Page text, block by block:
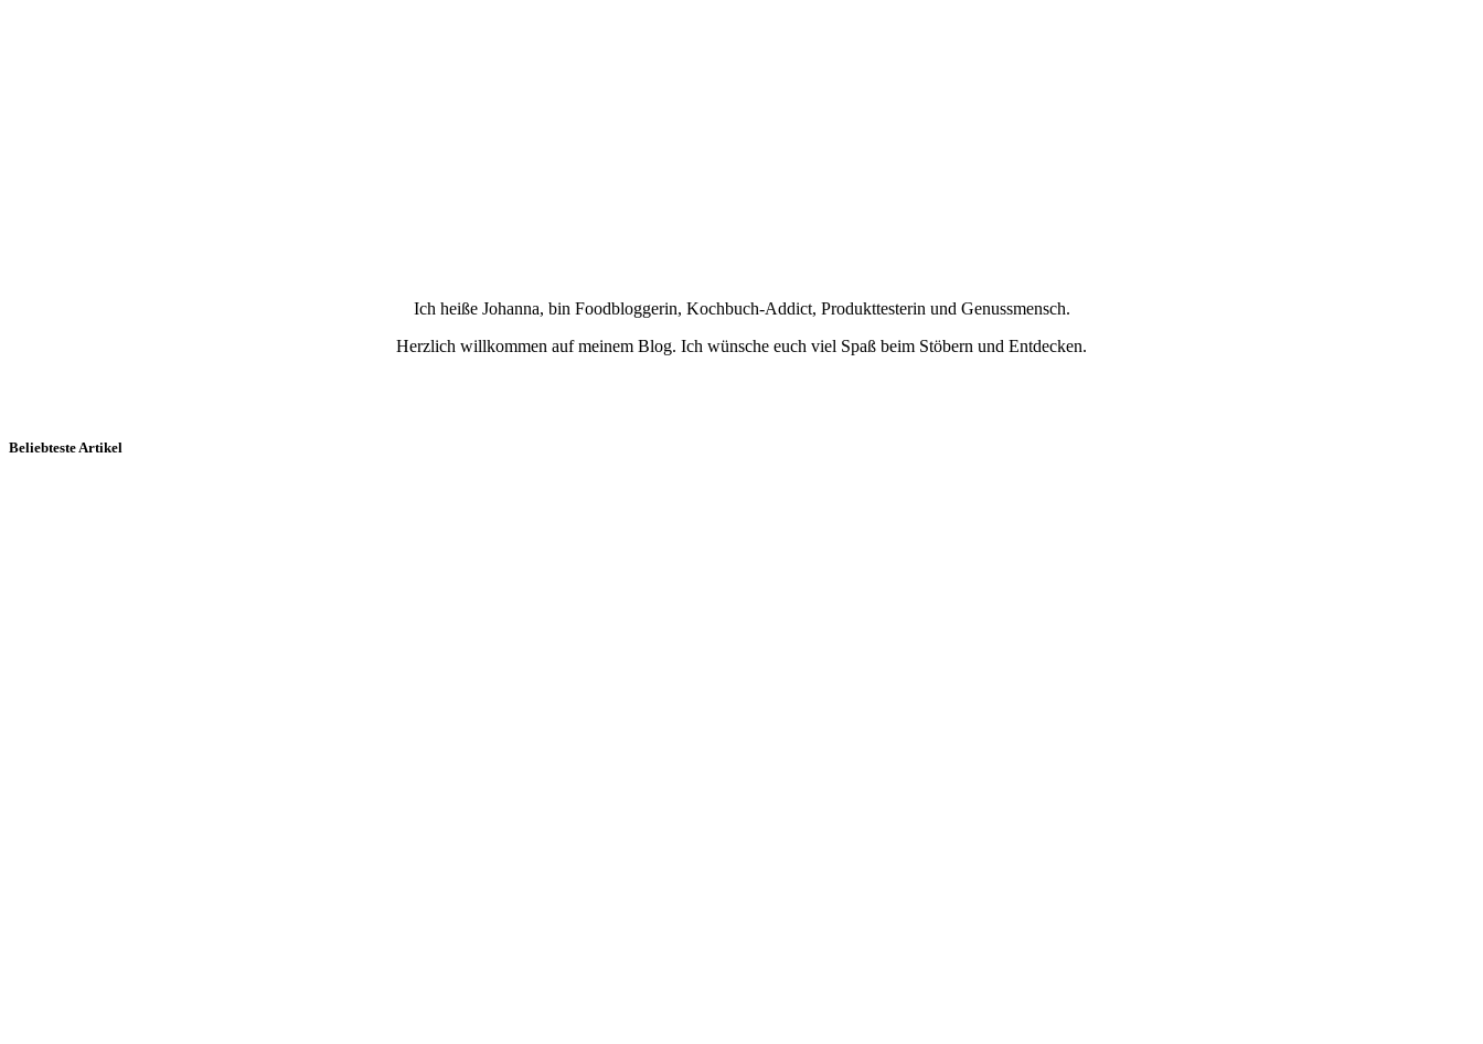
Ich heiße Johanna, bin Foodbloggerin, Kochbuch-Addict, Produkttesterin und Genussmensch.
Herzlich willkommen auf meinem Blog. Ich wünsche euch viel Spaß beim Stöbern und Entdecken.
Beliebteste Artikel